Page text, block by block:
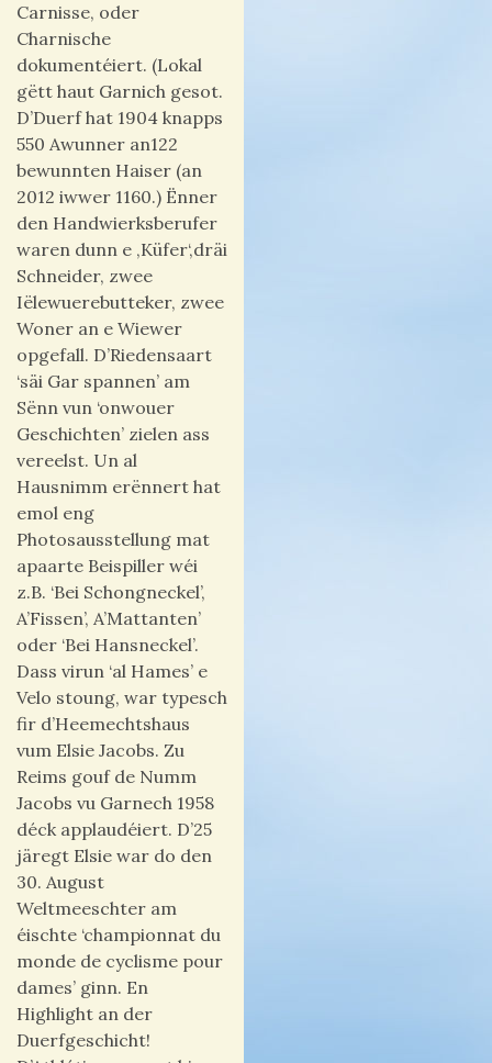
Carnisse, oder
Charnische
dokumentéiert. (Lokal
gëtt haut Garnich gesot.
D’Duerf hat 1904 knapps
550 Awunner an122
bewunnten Haiser (an
2012 iwwer 1160.) Ënner
den Handwierksberufer
waren dunn e ‚Küfer‘,dräi
Schneider, zwee
Iëlewuerebutteker, zwee
Woner an e Wiewer
opgefall. D’Riedensaart
‘säi Gar spannen’ am
Sënn vun ‘onwouer
Geschichten’ zielen ass
vereelst. Un al
Hausnimm erënnert hat
emol eng
Photosausstellung mat
apaarte Beispiller wéi
z.B. ‘Bei Schongneckel’,
A’Fissen’, A’Mattanten’
oder ‘Bei Hansneckel’.
Dass virun ‘al Hames’ e
Velo stoung, war typesch
fir d’Heemechtshaus
vum Elsie Jacobs. Zu
Reims gouf de Numm
Jacobs vu Garnech 1958
déck applaudéiert. D’25
järegt Elsie war do den
30. August
Weltmeeschter am
éischte ‘championnat du
monde de cyclisme pour
dames’ ginn. En
Highlight an der
Duerfgeschicht!